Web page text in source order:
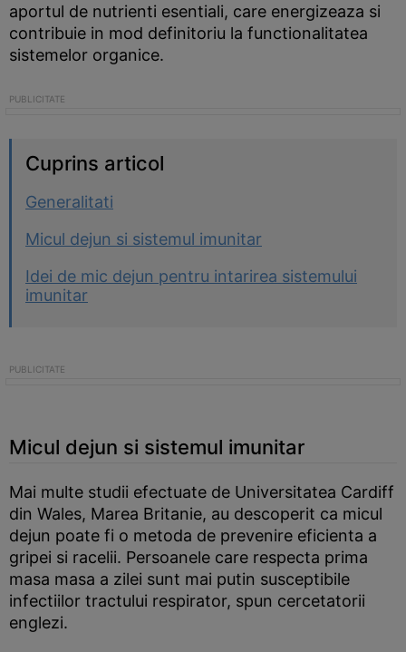
aportul de nutrienti esentiali, care energizeaza si
contribuie in mod definitoriu la functionalitatea
sistemelor organice.
Cuprins articol
Generalitati
Micul dejun si sistemul imunitar
Idei de mic dejun pentru intarirea sistemului
imunitar
Micul dejun si sistemul imunitar
Mai multe studii efectuate de Universitatea Cardiff
din Wales, Marea Britanie, au descoperit ca micul
dejun poate fi o metoda de prevenire eficienta a
gripei si racelii. Persoanele care respecta prima
masa masa a zilei sunt mai putin susceptibile
infectiilor tractului respirator, spun cercetatorii
englezi.